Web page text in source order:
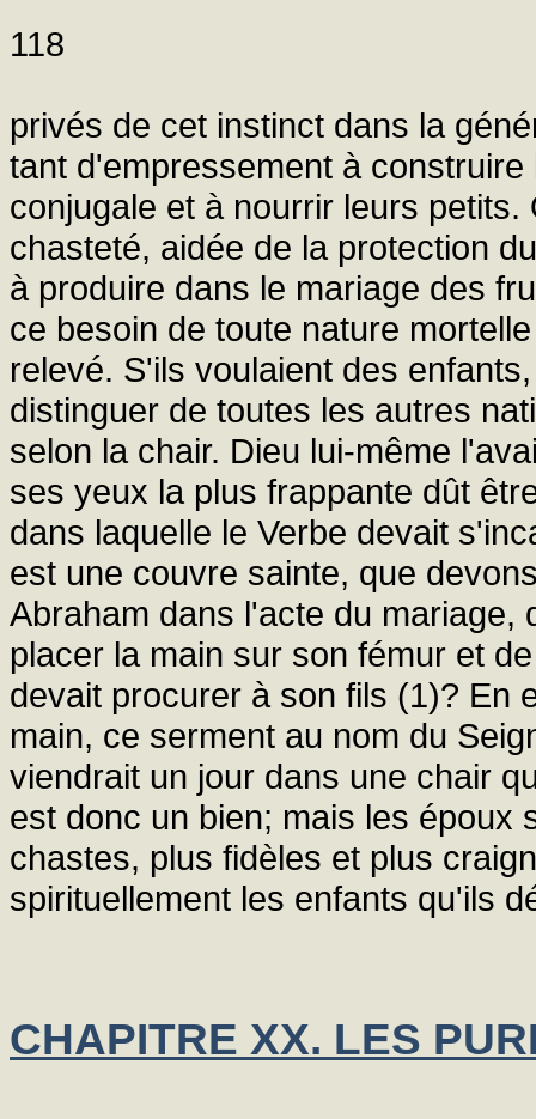
118
privés de cet instinct dans la
tant d'empressement à
conjugale et à nourrir leurs
chasteté, aidée de la protection
à produire dans le mariage des
ce besoin de toute nature
relevé. S'ils voulaient des
distinguer de toutes les autres
selon la chair. Dieu lui-même
ses yeux la plus frappante dût
dans laquelle le Verbe devait
est une couvre sainte, que
Abraham dans l'acte du mariage,
placer la main sur son fémur et
devait procurer à son fils (1)? En
main, ce serment au nom du
viendrait un jour dans une chair
est donc un bien; mais les époux
chastes, plus fidèles et plus
spirituellement les enfants qu'ils
CHAPITRE XX. LES